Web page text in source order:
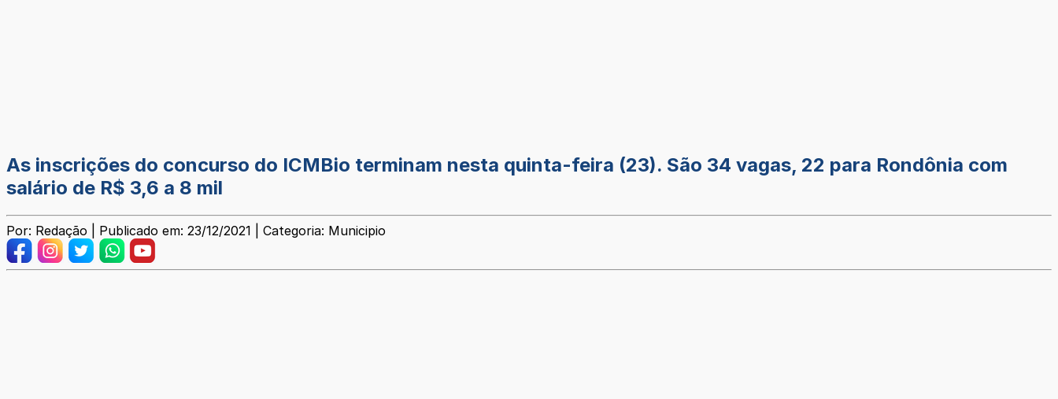
As inscrições do concurso do ICMBio terminam nesta quinta-feira (23). São 34 vagas, 22 para Rondônia com
salário de R$ 3,6 a 8 mil
Por: Redação | Publicado em: 23/12/2021 | Categoria: Municipio